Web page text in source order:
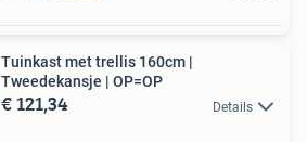
Tuinkast met trellis 160cm |
Tweedekansje | OP=OP
€ 121,34 Details